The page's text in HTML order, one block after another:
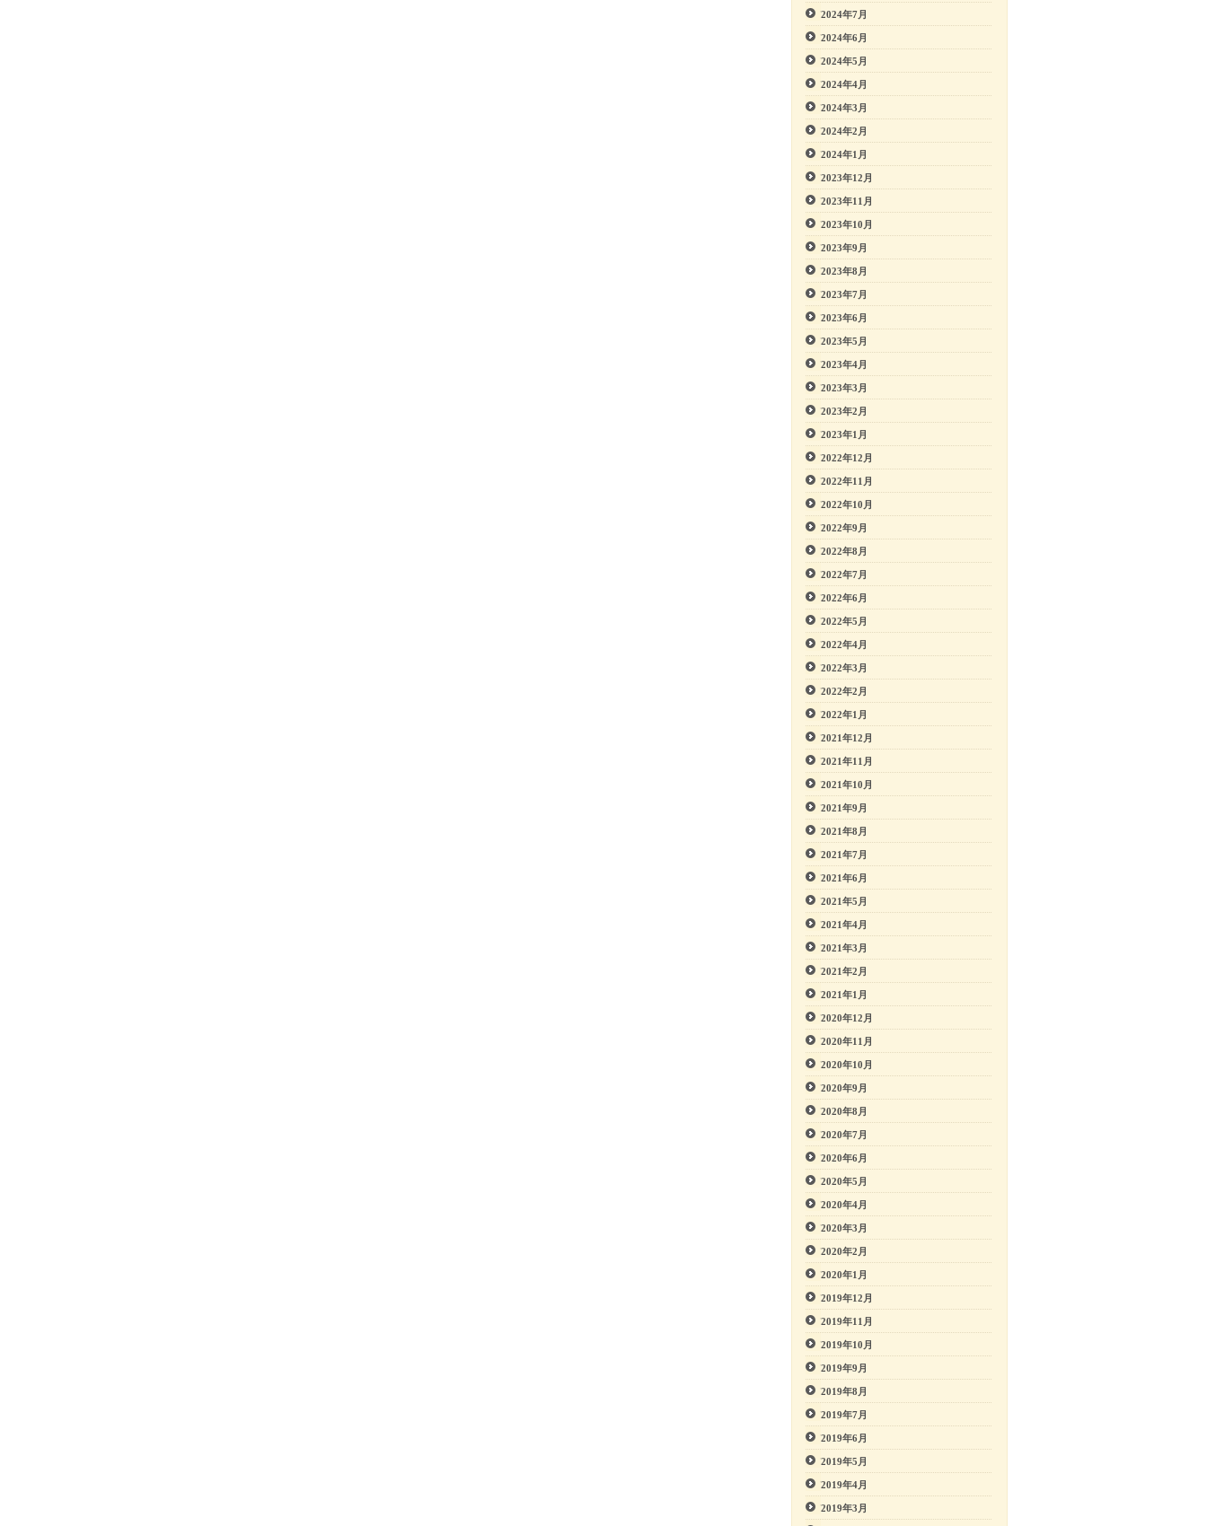
2024年7月
2024年6月
2024年5月
2024年4月
2024年3月
2024年2月
2024年1月
2023年12月
2023年11月
2023年10月
2023年9月
2023年8月
2023年7月
2023年6月
2023年5月
2023年4月
2023年3月
2023年2月
2023年1月
2022年12月
2022年11月
2022年10月
2022年9月
2022年8月
2022年7月
2022年6月
2022年5月
2022年4月
2022年3月
2022年2月
2022年1月
2021年12月
2021年11月
2021年10月
2021年9月
2021年8月
2021年7月
2021年6月
2021年5月
2021年4月
2021年3月
2021年2月
2021年1月
2020年12月
2020年11月
2020年10月
2020年9月
2020年8月
2020年7月
2020年6月
2020年5月
2020年4月
2020年3月
2020年2月
2020年1月
2019年12月
2019年11月
2019年10月
2019年9月
2019年8月
2019年7月
2019年6月
2019年5月
2019年4月
2019年3月